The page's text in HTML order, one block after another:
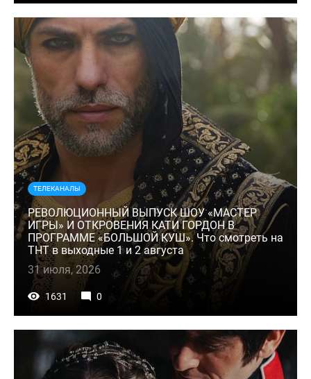
ТЕЛЕКАНАЛЫ
РЕВОЛЮЦИОННЫЙ ВЫПУСК ШОУ «МАСТЕР
ИГРЫ» И ОТКРОВЕНИЯ КАТИ ГОРДОН В
ПРОГРАММЕ «БОЛЬШОЙ КУШ». Что смотреть на
ТНТ в выходные 1 и 2 августа
31 июля, 2026
1631 0